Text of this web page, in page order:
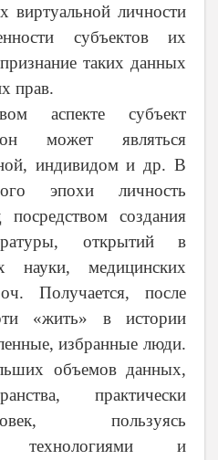
виртуальной личности
субъектов их
таких данных
прав.
аспекте субъект
может являться
индивидом и др. В
эпохи личность
посредством создания
открытий в
науки, медицинских
Получается, после
«жить» в истории
избранные люди.
объемов данных,
практически
пользуясь
технологиями и